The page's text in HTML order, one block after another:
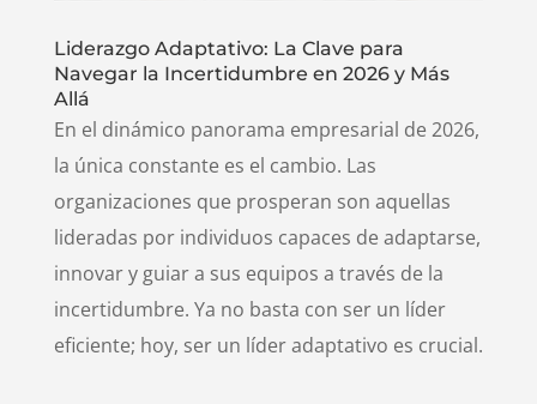
Liderazgo Adaptativo: La Clave para
Navegar la Incertidumbre en 2026 y Más
Allá
En el dinámico panorama empresarial de 2026,
la única constante es el cambio. Las
organizaciones que prosperan son aquellas
lideradas por individuos capaces de adaptarse,
innovar y guiar a sus equipos a través de la
incertidumbre. Ya no basta con ser un líder
eficiente; hoy, ser un líder adaptativo es crucial.